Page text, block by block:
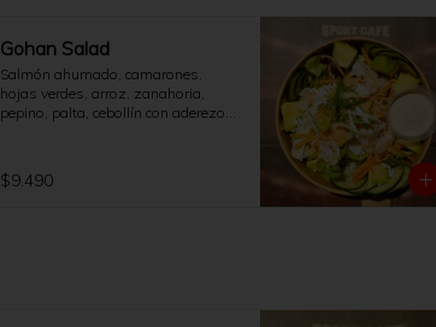
Gohan Salad
Salmón ahumado, camarones,
hojas verdes, arroz, zanahoria,
pepino, palta, cebollín con aderezo
$9.490